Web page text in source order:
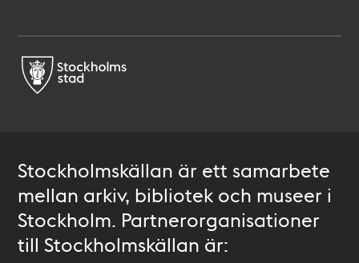
Stockholmskällan är ett samarbete
mellan arkiv, bibliotek och museer i
Stockholm. Partnerorganisationer
till Stockholmskällan är: